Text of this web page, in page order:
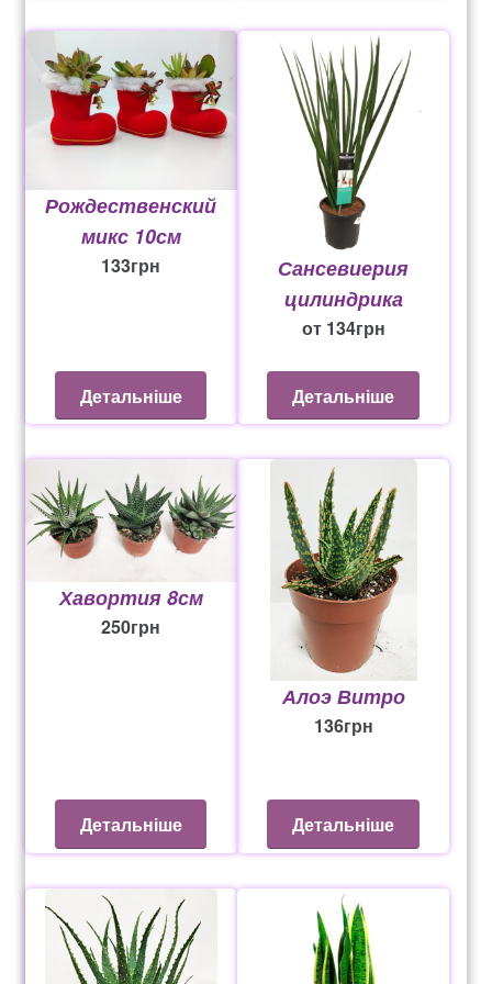
Рождественский
микс 10см
133грн
Детальніше
Сансевиерия
цилиндрика
от 134грн
Детальніше
Хавортия 8см
250грн
Детальніше
Алоэ Витро
136грн
Детальніше